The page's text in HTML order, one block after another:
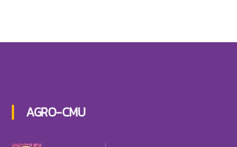
AGRO-CMU